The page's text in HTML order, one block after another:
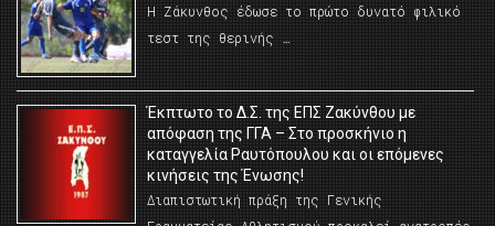
Η Ζάκυνθος έδωσε το πρώτο δυνατό φιλικό
τεστ της θερινής …
Έκπτωτο το Δ.Σ. της ΕΠΣ Ζακύνθου με
απόφαση της ΓΓΑ – Στο προσκήνιο η
καταγγελία Ραυτόπουλου και οι επόμενες
κινήσεις της Ένωσης!
Διαπιστωτική πράξη της Γενικής